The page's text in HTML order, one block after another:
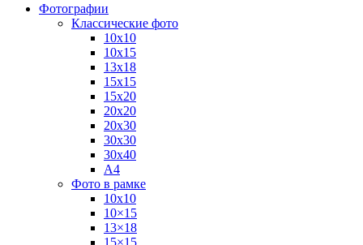
Фотографии
Классические фото
10х10
10х15
13х18
15х15
15х20
20х20
20х30
30х30
30х40
А4
Фото в рамке
10х10
10×15
13×18
15×15